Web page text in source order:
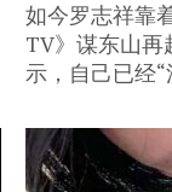
如今罗志祥靠
TV》谋东山再
示，自己已经“